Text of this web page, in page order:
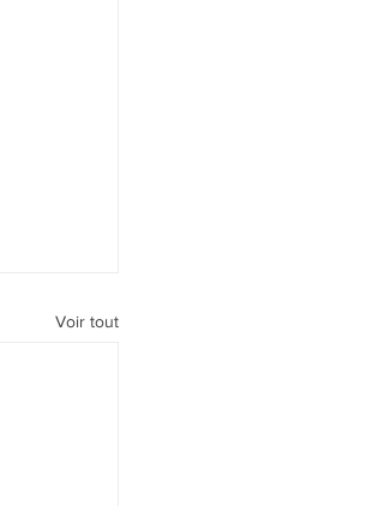
Voir tout